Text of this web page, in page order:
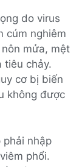
do virus
cúm nghiêm
mửa, mệt
tiêu chảy.
cơ bị biến
không được
nhập
phổi.